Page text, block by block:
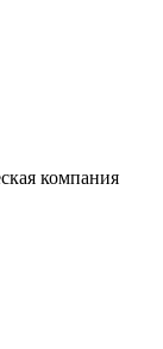
компания